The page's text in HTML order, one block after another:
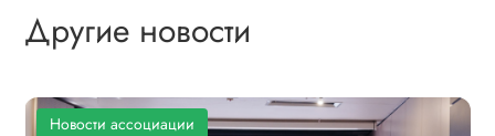
Другие новости
Новости ассоциации